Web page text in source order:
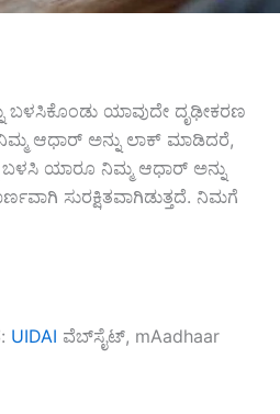
ಯಾವುದೇ ದೃಢೀಕರಣ
ಆಧಾರ್ ಅನ್ನು ಲಾಕ್ ಮಾಡಿದರೆ,
ಯಾರೂ ನಿಮ್ಮ ಆಧಾರ್ ಅನ್ನು
ಸುರಕ್ಷಿತವಾಗಿಡುತ್ತದೆ. ನಿಮಗೆ
UIDAI ವೆಬ್‌ಸೈಟ್, mAadhaar